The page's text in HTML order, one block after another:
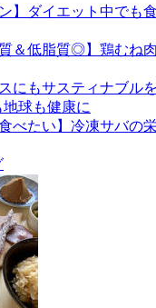
ン】ダイエット中でも
質＆低脂質◎】鶏むね
にもサスティナブル
球も健康に
べたい】冷凍サバの